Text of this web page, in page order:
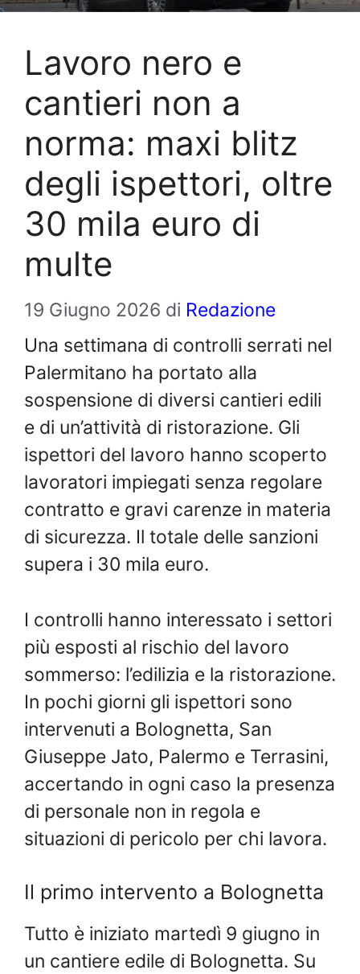
Lavoro nero e
cantieri non a
norma: maxi blitz
degli ispettori, oltre
30 mila euro di
multe
19 Giugno 2026 di Redazione
Una settimana di controlli serrati nel
Palermitano ha portato alla
sospensione di diversi cantieri edili
e di un’attività di ristorazione. Gli
ispettori del lavoro hanno scoperto
lavoratori impiegati senza regolare
contratto e gravi carenze in materia
di sicurezza. Il totale delle sanzioni
supera i 30 mila euro.
I controlli hanno interessato i settori
più esposti al rischio del lavoro
sommerso: l’edilizia e la ristorazione.
In pochi giorni gli ispettori sono
intervenuti a Bolognetta, San
Giuseppe Jato, Palermo e Terrasini,
accertando in ogni caso la presenza
di personale non in regola e
situazioni di pericolo per chi lavora.
Il primo intervento a Bolognetta
Tutto è iniziato martedì 9 giugno in
un cantiere edile di Bolognetta. Su